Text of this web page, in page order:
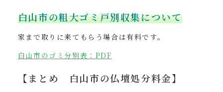
白山市の粗大ゴミ戸別収集について
家まで取りに来てもらう場合は有料です。
白山市のゴミ分別表：PDF
【まとめ 白山市の仏壇処分料金】